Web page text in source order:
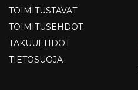
TOIMITUSTAVAT
TOIMITUSEHDOT
TAKUUEHDOT
TIETOSUOJA